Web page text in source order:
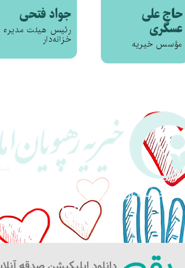
حاج علی
عسگری
مؤسس خیریه
جواد فتحی
رئیس هیئت مدیره
خزانه‌دار
حمایت از خانواده‌های نیازمند و